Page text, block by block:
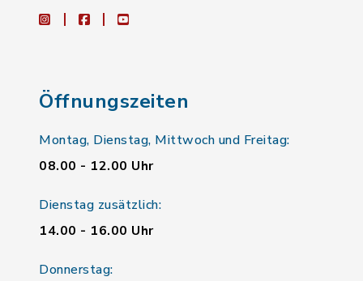
instagramfacebookyoutube
Öffnungszeiten
Montag, Dienstag, Mittwoch und Freitag:
08.00 - 12.00 Uhr
Dienstag zusätzlich:
14.00 - 16.00 Uhr
Donnerstag: